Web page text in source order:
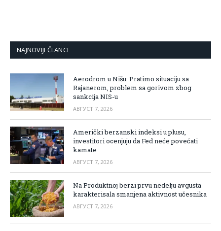
NAJNOVIJI ČLANCI
Aerodrom u Nišu: Pratimo situaciju sa
Rajanerom, problem sa gorivom zbog
sankcija NIS-u
АВГУСТ 7, 2026
Američki berzanski indeksi u plusu,
investitori ocenjuju da Fed neće povećati
kamate
АВГУСТ 7, 2026
Na Produktnoj berzi prvu nedelju avgusta
karakterisala smanjena aktivnost učesnika
АВГУСТ 7, 2026